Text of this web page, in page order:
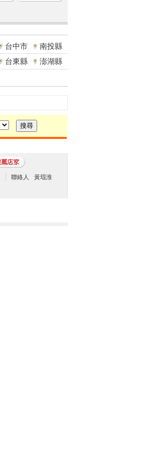
台中市
南投縣
台東縣
澎湖縣
聯絡人
黃琨淮